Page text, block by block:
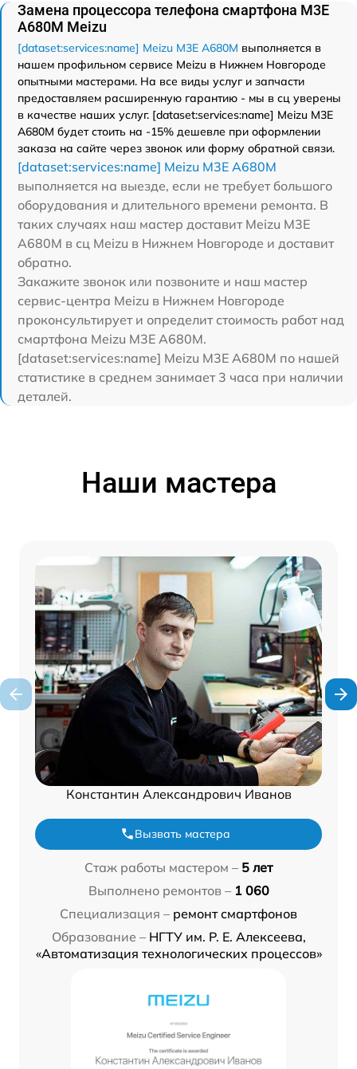
Замена процессора телефона смартфона M3E
A680M Meizu
[dataset:services:name] Meizu M3E A680M выполняется в
нашем профильном сервисе Meizu в Нижнем Новгороде
опытными мастерами. На все виды услуг и запчасти
предоставляем расширенную гарантию - мы в сц уверены
в качестве наших услуг. [dataset:services:name] Meizu M3E
A680M будет стоить на -15% дешевле при оформлении
заказа на сайте через звонок или форму обратной связи.
[dataset:services:name] Meizu M3E A680M
выполняется на выезде, если не требует большого
оборудования и длительного времени ремонта. В
таких случаях наш мастер доставит Meizu M3E
A680M в сц Meizu в Нижнем Новгороде и доставит
обратно.
Закажите звонок или позвоните и наш мастер
сервис-центра Meizu в Нижнем Новгороде
проконсультирует и определит стоимость работ над
смартфона Meizu M3E A680M.
[dataset:services:name] Meizu M3E A680M по нашей
статистике в среднем занимает 3 часа при наличии
деталей.
Наши мастера
Константин Александрович Иванов
Вызвать мастера
Стаж работы мастером – 5 лет
Выполнено ремонтов – 1 060
Специализация – ремонт смартфонов
Образование – НГТУ им. Р. Е. Алексеева,
«Автоматизация технологических процессов»